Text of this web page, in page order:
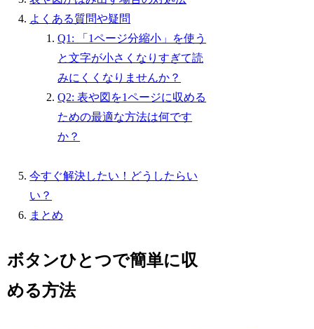
よくある質問や疑問
Q1: 「1ページ分縮小」を使う
と文字が小さくなりすぎて読
みにくくなりませんか？
Q2: 表や図を1ページに収める
ための最適な方法は何です
か？
今すぐ解決したい！どうしたらい
い？
まとめ
ボタンひとつで簡単に収
める方法